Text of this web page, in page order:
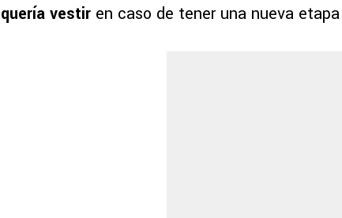
quería vestir en caso de tener una nueva